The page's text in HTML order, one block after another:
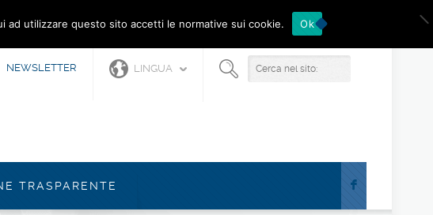
F
NEWSLETTER LINGUA
TRASPARENTE
ad utilizzare questo sito accetti le normative sui cookie. Ok